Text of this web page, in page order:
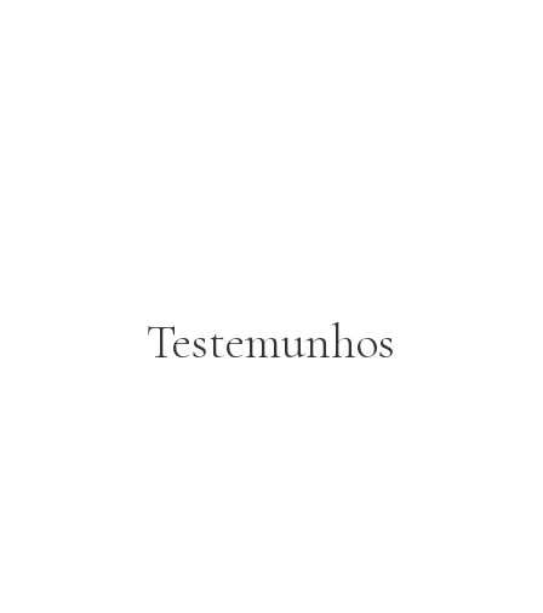
Testemunhos